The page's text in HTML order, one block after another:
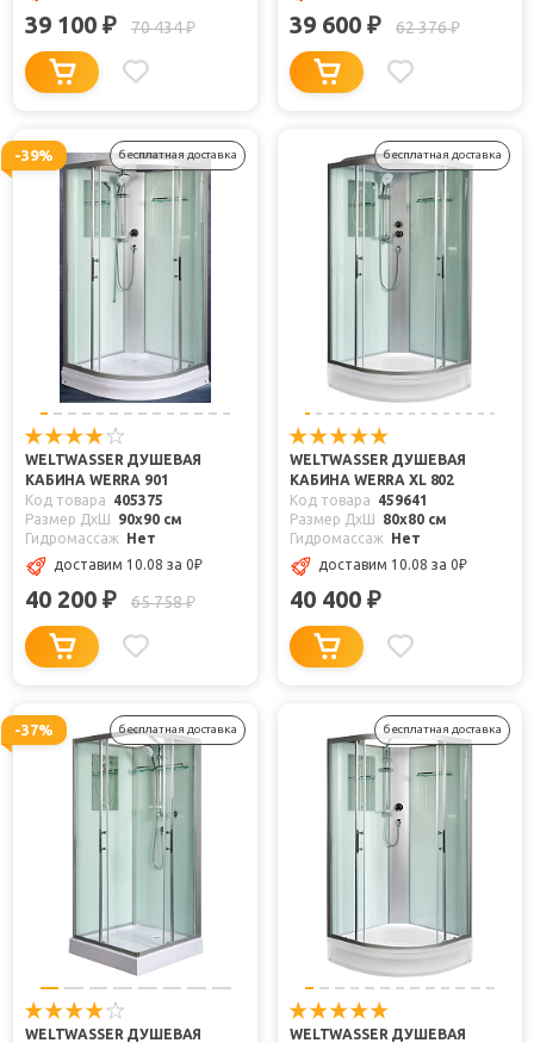
39 100 ₽ 70 434₽ 39 600 ₽ 62 376₽
-39% бесплатная доставка
WELTWASSER ДУШЕВАЯ
КАБИНА WERRA 901
Код товара
405375
Размер ДхШ
90x90 см
Гидромассаж
Нет
доставим 10.08 за 0₽
40 200 ₽ 65 758₽
бесплатная доставка
WELTWASSER ДУШЕВАЯ
КАБИНА WERRA XL 802
Код товара
459641
Размер ДхШ
80x80 см
Гидромассаж
Нет
доставим 10.08 за 0₽
40 400 ₽
-37% бесплатная доставка
WELTWASSER ДУШЕВАЯ
бесплатная доставка
WELTWASSER ДУШЕВАЯ